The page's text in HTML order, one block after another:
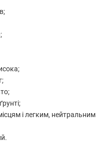
і легким, нейтральним